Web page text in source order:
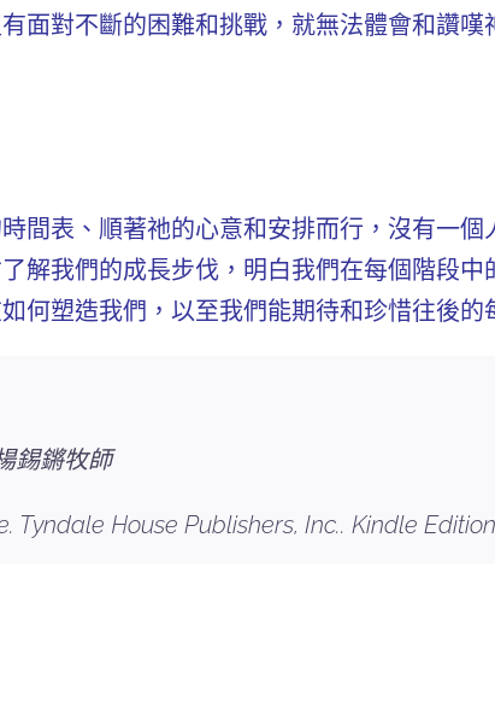
面對不斷的困難和挑戰，就無法體會和讚
間表、順著祂的心意和安排而行，沒有一
解我們的成長步伐，明白我們在每個階段中
何塑造我們，以至我們能期待和珍惜往後
錫鏘牧師
House Publishers, Inc.. Kindle